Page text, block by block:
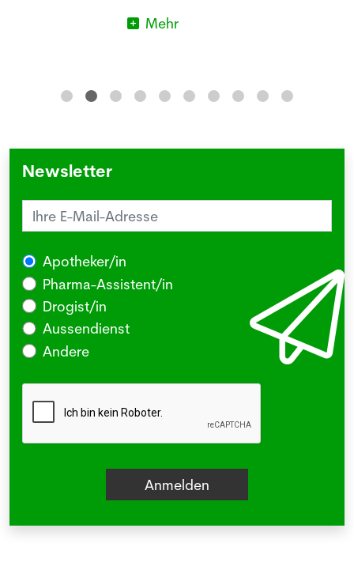
Mehr
Newsletter
Apotheker/in
Pharma-Assistent/in
Drogist/in
Aussendienst
Andere